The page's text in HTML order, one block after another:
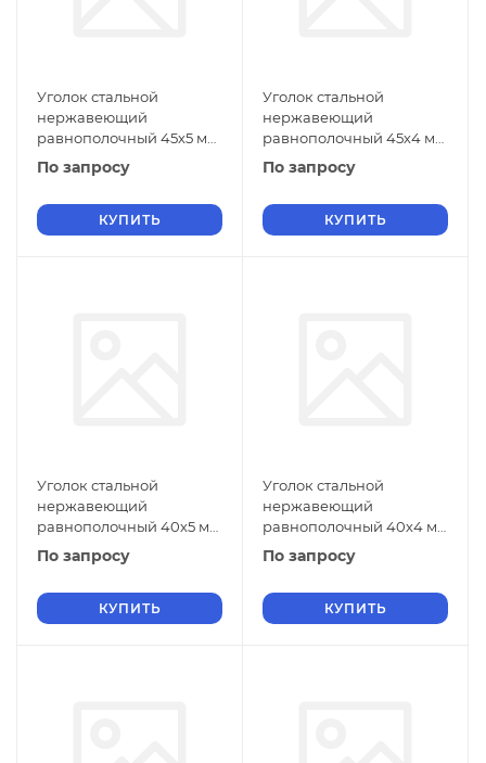
Уголок стальной
нержавеющий
равнополочный 45х5 мм
20Х13 ГОСТ 8509-93
По запросу
КУПИТЬ
Уголок стальной
нержавеющий
равнополочный 45х4 мм
20Х13 ГОСТ 8509-93
По запросу
КУПИТЬ
Уголок стальной
нержавеющий
равнополочный 40х5 мм
20Х13 ГОСТ 8509-93
По запросу
КУПИТЬ
Уголок стальной
нержавеющий
равнополочный 40х4 мм
20Х13 ГОСТ 8509-93
По запросу
КУПИТЬ